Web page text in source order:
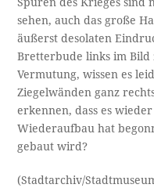
Spuren des Krieges sind
sehen, auch das große
äußerst desolaten
Bretterbude links im Bild
Vermutung, wissen es
Ziegelwänden ganz
erkennen, dass es
Wiederaufbau hat
gebaut wird?
(Stadtarchiv/